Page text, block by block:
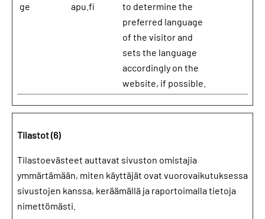
ge
apu.fi
to determine the
preferred language
of the visitor and
sets the language
accordingly on the
website, if possible.
Tilastot (6)
Tilastoevästeet auttavat sivuston omistajia
ymmärtämään, miten käyttäjät ovat vuorovaikutuksessa
sivustojen kanssa, keräämällä ja raportoimalla tietoja
nimettömästi.